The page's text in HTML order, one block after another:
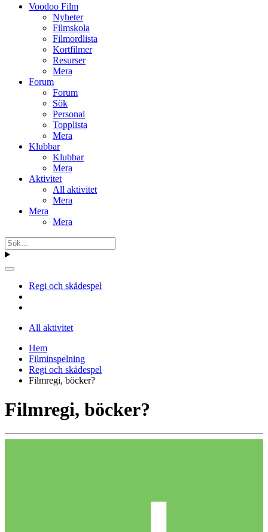
Voodoo Film
Nyheter
Filmskola
Filmordlista
Kortfilmer
Resurser
Mera
Forum
Forum
Sök
Personal
Topplista
Mera
Klubbar
Klubbar
Mera
Aktivitet
All aktivitet
Mera
Mera
Mera
Regi och skådespel
All aktivitet
Hem
Filminspelning
Regi och skådespel
Filmregi, böcker?
Filmregi, böcker?